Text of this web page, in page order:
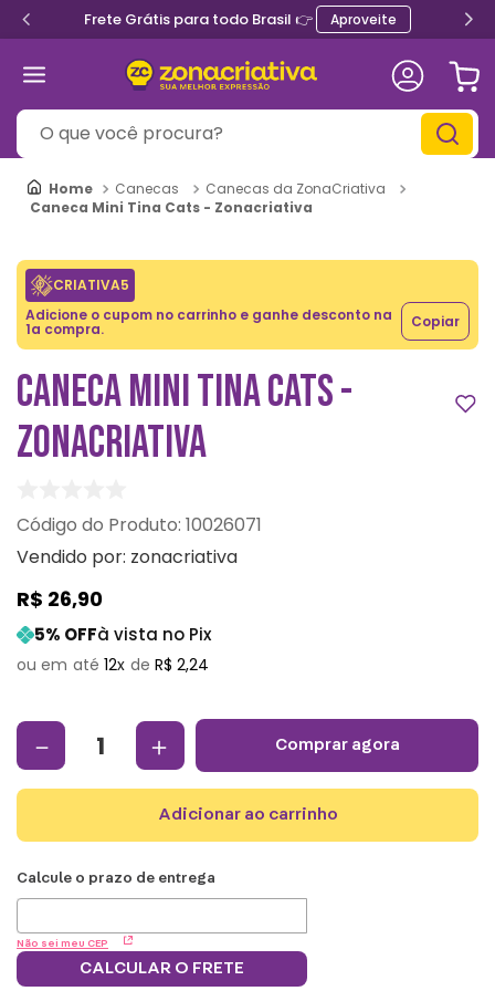
Frete Grátis para todo Brasil 👉 Aproveite
O que você procura?
Canecas
Canecas da ZonaCriativa
Caneca Mini Tina Cats - Zonacriativa
CRIATIVA5
Adicione o cupom no carrinho e ganhe desconto na
1a compra. Copiar
CANECA MINI TINA CATS -
ZONACRIATIVA
: 10026071
Vendido por: zonacriativa
R$ 26,90
5% OFFà vista no Pix
12 R$ 2,24
＋
－ comprar agora
adicionar ao carrinho
Não sei meu CEP
CALCULAR O FRETE